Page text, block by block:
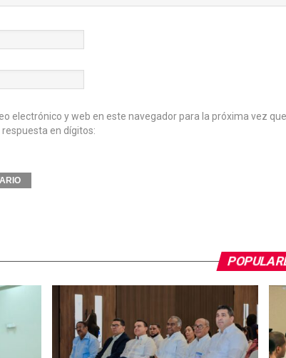
electrónico y web en este navegador para la próxima vez
en dígitos: